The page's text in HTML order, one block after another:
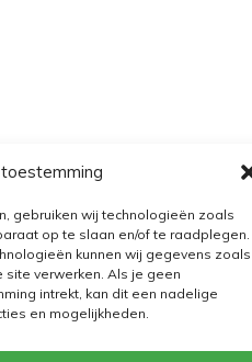
gebruiken wij technologieën zoals
op te slaan en/of te raadplegen.
kunnen wij gegevens zoals
verwerken. Als je geen
intrekt, kan dit een nadelige
en mogelijkheden.